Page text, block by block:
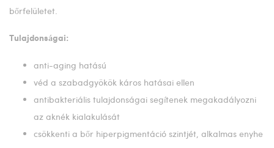
bőrfelületet.
Tulajdonságai:
anti-aging hatású
véd a szabadgyökök káros hatásai ellen
antibakteriális tulajdonságai segítenek megakadályozni
az aknék kialakulását
csökkenti a bőr hiperpigmentáció szintjét, alkalmas enyhe